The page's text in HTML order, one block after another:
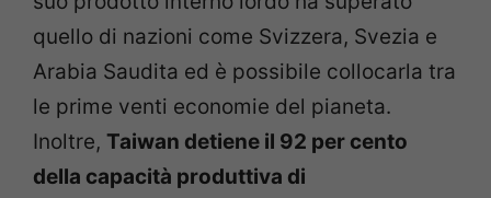
quello di nazioni come Svizzera, Svezia e
Arabia Saudita ed è possibile collocarla tra
le prime venti economie del pianeta.
Inoltre, Taiwan detiene il 92 per cento
della capacità produttiva di